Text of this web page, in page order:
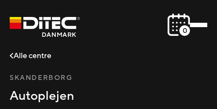
DANMARK 0
Alle centre
SKANDERBORG
Autoplejen